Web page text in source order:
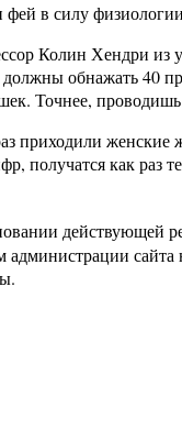
фей в силу
Колин Хендри из
обнажать 40
Точнее,
приходили
получатся как раз
действующей
администрации